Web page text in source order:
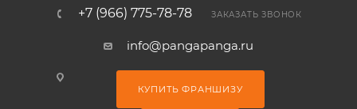
+7 (966) 775-78-78 ЗАКАЗАТЬ ЗВОНОК
info@pangapanga.ru
КУПИТЬ ФРАНШИЗУ